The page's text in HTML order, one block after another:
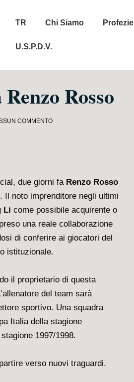
Menu
TR Chi Siamo Profezie
U.S.P.D.V.
Rosso
COMMENTO
due giorni fa Renzo Rosso
. Il noto imprenditore negli ultimi
Li come possibile acquirente o
una reale collaborazione
di conferire ai giocatori del
istituzionale.
il proprietario di questa
del team sarà
sportivo. Una squadra
Italia della stagione
1997/1998.
verso nuovi traguardi.